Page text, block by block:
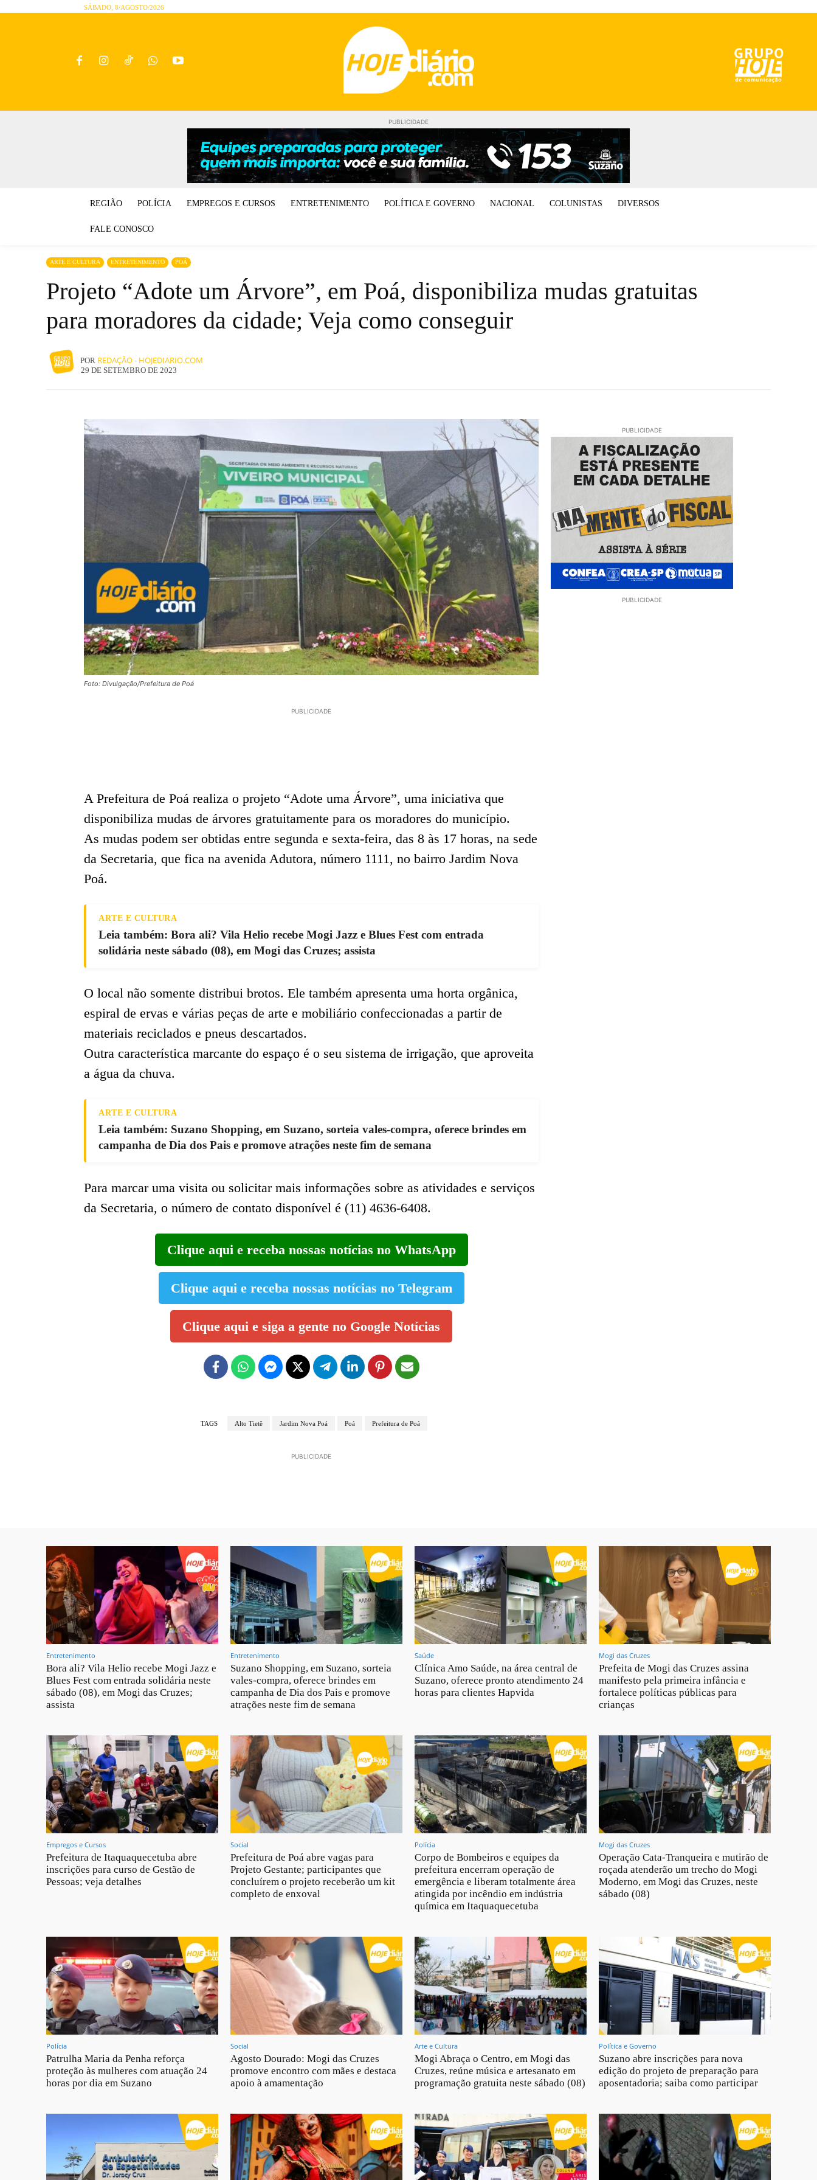
SÁBADO, 8/AGOSTO/2026
PUBLICIDADE
REGIÃO POLÍCIA EMPREGOS E CURSOS ENTRETENIMENTO POLÍTICA E GOVERNO NACIONAL COLUNISTAS DIVERSOS
FALE CONOSCO
ARTE E CULTURA ENTRETENIMENTO POÁ
Projeto “Adote um Árvore”, em Poá, disponibiliza mudas gratuitas
para moradores da cidade; Veja como conseguir
POR REDAÇÃO - HOJEDIARIO.COM
29 DE SETEMBRO DE 2023
Foto: Divulgação/Prefeitura de Poá
PUBLICIDADE
A Prefeitura de Poá realiza o projeto “Adote uma Árvore”, uma iniciativa que
disponibiliza mudas de árvores gratuitamente para os moradores do município.
As mudas podem ser obtidas entre segunda e sexta-feira, das 8 às 17 horas, na sede
da Secretaria, que fica na avenida Adutora, número 1111, no bairro Jardim Nova
Poá.
ARTE E CULTURA
Leia também: Bora ali? Vila Helio recebe Mogi Jazz e Blues Fest com entrada
solidária neste sábado (08), em Mogi das Cruzes; assista
O local não somente distribui brotos. Ele também apresenta uma horta orgânica,
espiral de ervas e várias peças de arte e mobiliário confeccionadas a partir de
materiais reciclados e pneus descartados.
Outra característica marcante do espaço é o seu sistema de irrigação, que aproveita
a água da chuva.
ARTE E CULTURA
Leia também: Suzano Shopping, em Suzano, sorteia vales-compra, oferece brindes em
campanha de Dia dos Pais e promove atrações neste fim de semana
Para marcar uma visita ou solicitar mais informações sobre as atividades e serviços
da Secretaria, o número de contato disponível é (11) 4636-6408.
Clique aqui e receba nossas notícias no WhatsApp
Clique aqui e receba nossas notícias no Telegram
Clique aqui e siga a gente no Google Notícias
TAGS Alto Tietê Jardim Nova Poá Poá Prefeitura de Poá
PUBLICIDADE
PUBLICIDADE
PUBLICIDADE
Entretenimento
Bora ali? Vila Helio recebe Mogi Jazz e
Blues Fest com entrada solidária neste
sábado (08), em Mogi das Cruzes;
assista
Entretenimento
Suzano Shopping, em Suzano, sorteia
vales-compra, oferece brindes em
campanha de Dia dos Pais e promove
atrações neste fim de semana
Saúde
Clínica Amo Saúde, na área central de
Suzano, oferece pronto atendimento 24
horas para clientes Hapvida
Mogi das Cruzes
Prefeita de Mogi das Cruzes assina
manifesto pela primeira infância e
fortalece políticas públicas para
crianças
Empregos e Cursos
Prefeitura de Itaquaquecetuba abre
inscrições para curso de Gestão de
Pessoas; veja detalhes
Social
Prefeitura de Poá abre vagas para
Projeto Gestante; participantes que
concluírem o projeto receberão um kit
completo de enxoval
Polícia
Corpo de Bombeiros e equipes da
prefeitura encerram operação de
emergência e liberam totalmente área
atingida por incêndio em indústria
química em Itaquaquecetuba
Mogi das Cruzes
Operação Cata-Tranqueira e mutirão de
roçada atenderão um trecho do Mogi
Moderno, em Mogi das Cruzes, neste
sábado (08)
Polícia
Patrulha Maria da Penha reforça
proteção às mulheres com atuação 24
horas por dia em Suzano
Social
Agosto Dourado: Mogi das Cruzes
promove encontro com mães e destaca
apoio à amamentação
Arte e Cultura
Mogi Abraça o Centro, em Mogi das
Cruzes, reúne música e artesanato em
programação gratuita neste sábado (08)
Política e Governo
Suzano abre inscrições para nova
edição do projeto de preparação para
aposentadoria; saiba como participar